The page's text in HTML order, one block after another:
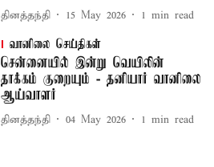
தினத்தந்தி 15 May 2026 1 min read
வானிலை செய்திகள்
சென்னையில் இன்று வெயிலின்
தாக்கம் குறையும் - தனியார் வானிலை
ஆய்வாளர்
தினத்தந்தி 04 May 2026 1 min read